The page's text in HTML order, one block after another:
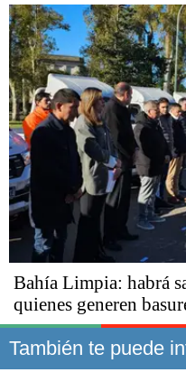
Bahía Limpia: habrá
quienes generen
También te puede